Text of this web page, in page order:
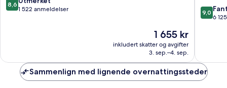
Square
av
8,6
1 522 anmeldelser
Prisen
er
1 655 kr
1 655 kr
inkludert skatter og avgifter
3. sep.–4. sep.
San
9.0
av
9,0
6
Sammenlign med lignende overnattingssteder